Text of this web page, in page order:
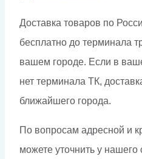
Доставка товаров по
бесплатно до терминала
вашем городе. Если в
нет терминала ТК,
ближайшего города.
По вопросам адресной и
можете уточнить у нашего